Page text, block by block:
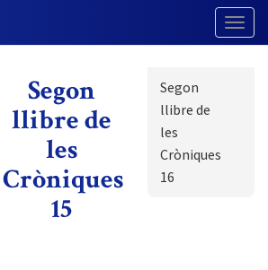
Segon
llibre de
les
Cròniques
15
Segon
llibre de
les
Cròniques
16